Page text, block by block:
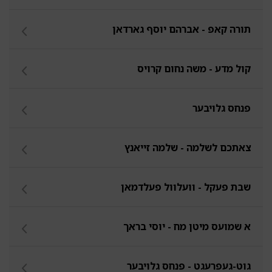
תורה קאפ - אברהם יוסף גארדאן
קול מדע - משה נחום קרויס
פנחס גלויבער
צאתכם לשלמה - שלמה זייאנץ
שבת פעקל - וועלוול פעלדמאן
א שמועס מיטן מח - יוסי בראך
גוט-געפרעגט - פנחס גלויבער